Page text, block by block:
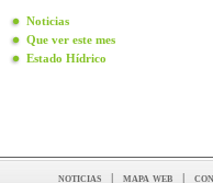
Noticias
Que ver este mes
Estado Hídrico
noticias | mapa web |